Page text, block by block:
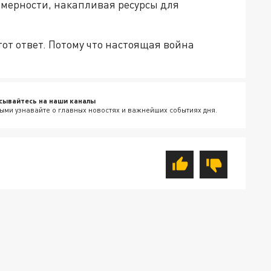
накапливая ресурсы для
ответ. Потому что настоящая война
на наши каналы
узнавайте о главных новостях и важнейших событиях дня.